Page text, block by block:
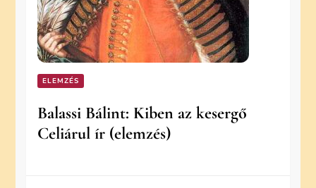
ELEMZÉS
Balassi Bálint: Kiben az kesergő
Celiárul ír (elemzés)